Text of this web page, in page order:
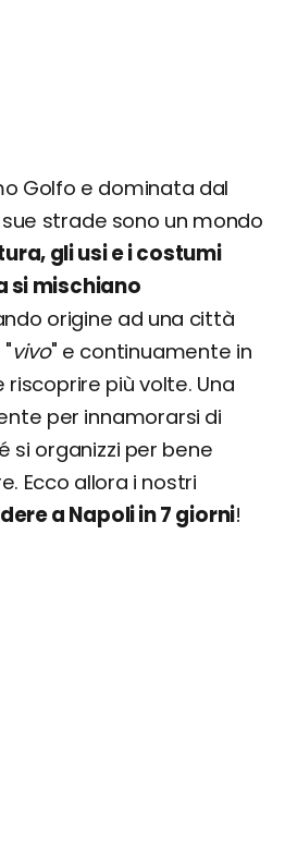
di Capodimonte
Gennaro
settimana a Napoli
Golfo e dominata dal
strade sono un mondo
gli usi e i costumi
si mischiano
origine ad una città
vivo" e continuamente in
più volte. Una
per innamorarsi di
si organizzi per bene
Ecco allora i nostri
a Napoli in 7 giorni!